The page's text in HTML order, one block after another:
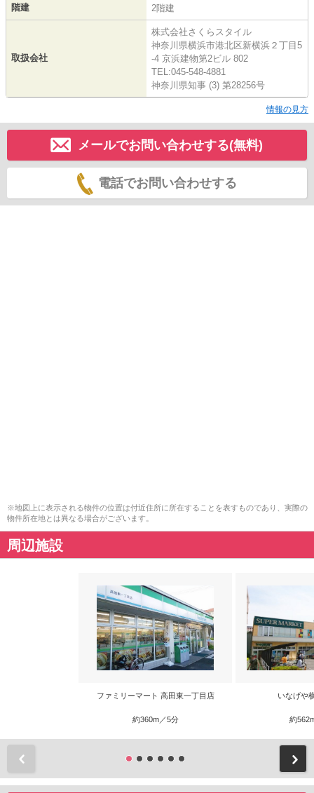
階建 2階建
取扱会社
株式会社さくらスタイル
神奈川県横浜市港北区新横浜２丁目5
-4 京浜建物第2ビル 802
TEL:045-548-4881
神奈川県知事 (3) 第28256号
情報の見方
メールでお問い合わせする(無料)
電話でお問い合わせする
※地図上に表示される物件の位置は付近住所に所在することを表すものであり、実際の
物件所在地とは異なる場合がございます。
周辺施設
ファミリーマート 高田東一丁目店
約360m／5分
いなげや
約